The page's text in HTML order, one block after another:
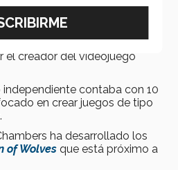
de videojuegos fundado en
el creador del videojuego
independiente contaba con 10
en crear juegos de tipo
.
ha desarrollado los
of Wolves que está próximo a